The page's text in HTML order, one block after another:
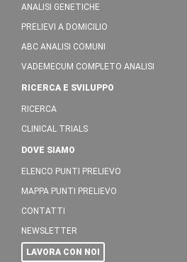
ANALISI GENETICHE
PRELIEVI A DOMICILIO
ABC ANALISI COMUNI
VADEMECUM COMPLETO ANALISI
RICERCA E SVILUPPO
RICERCA
CLINICAL TRIALS
DOVE SIAMO
ELENCO PUNTI PRELIEVO
MAPPA PUNTI PRELIEVO
CONTATTI
NEWSLETTER
LAVORA CON NOI